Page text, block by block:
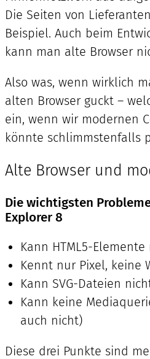
Die Seiten von
Beispiel. Auch beim
kann man alte Browser
Also was, wenn wirklich
alten Browser guckt –
ein, wenn wir modernen
könnte schlimmstenfalls
Alte Browser und
Die wichtigsten
Explorer 8
Kann HTML5-
Kennt nur Pixel, keine
Kann SVG-Dateien
Kann keine
auch nicht)
Diese drei Punkte sind